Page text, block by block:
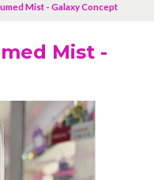
Mist - Galaxy Concept
Mist -